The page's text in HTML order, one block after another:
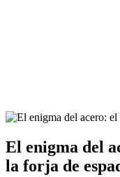
El enigma del
la forja de